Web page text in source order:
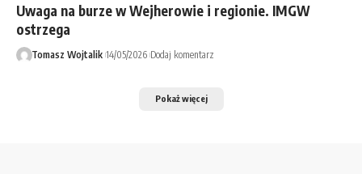
Uwaga na burze w Wejherowie i regionie. IMGW
ostrzega
Tomasz Wojtalik 14/05/2026 Dodaj komentarz
Pokaż więcej